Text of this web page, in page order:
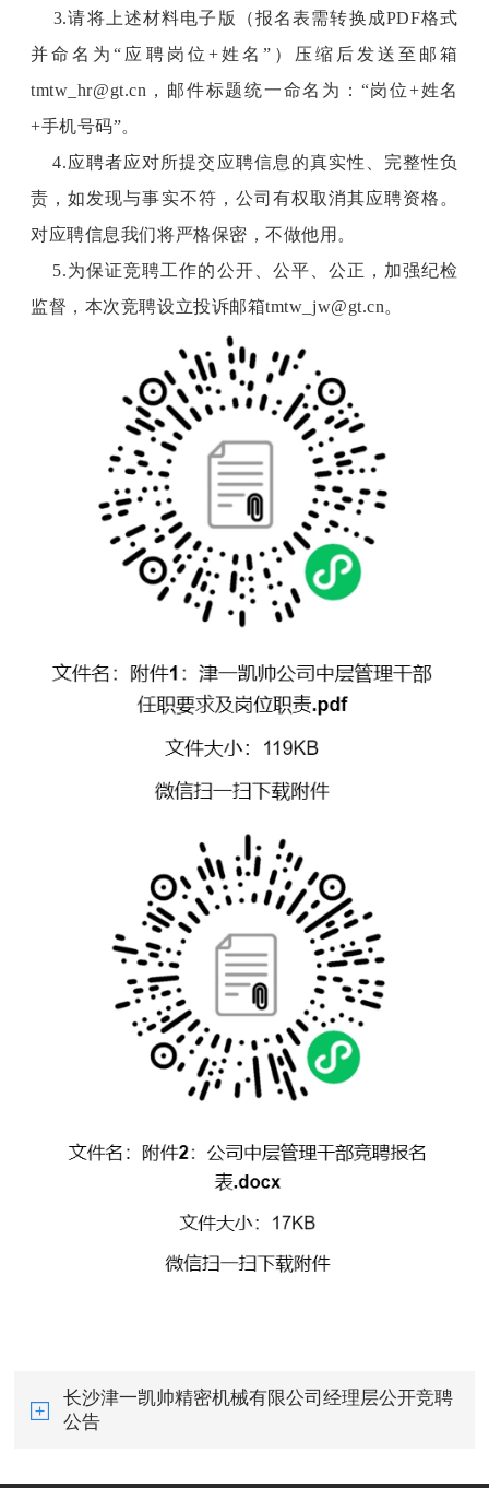
3.请将上述材料电子版（报名表需转换成PDF格式
并命名为“应聘岗位+姓名”）压缩后发送至邮箱
tmtw_hr@gt.cn，邮件标题统一命名为： “岗位+姓名
+手机号码”。
4.应聘者应对所提交应聘信息的真实性、完整性负
责，如发现与事实不符，公司有权取消其应聘资格。
对应聘信息我们将严格保密，不做他用。
5.为保证竞聘工作的公开、公平、公正，加强纪检
监督， 本次竞聘设立投诉邮箱tmtw_jw@gt.cn。
长沙津一凯帅精密机械有限公司经理层公开竞聘
公告